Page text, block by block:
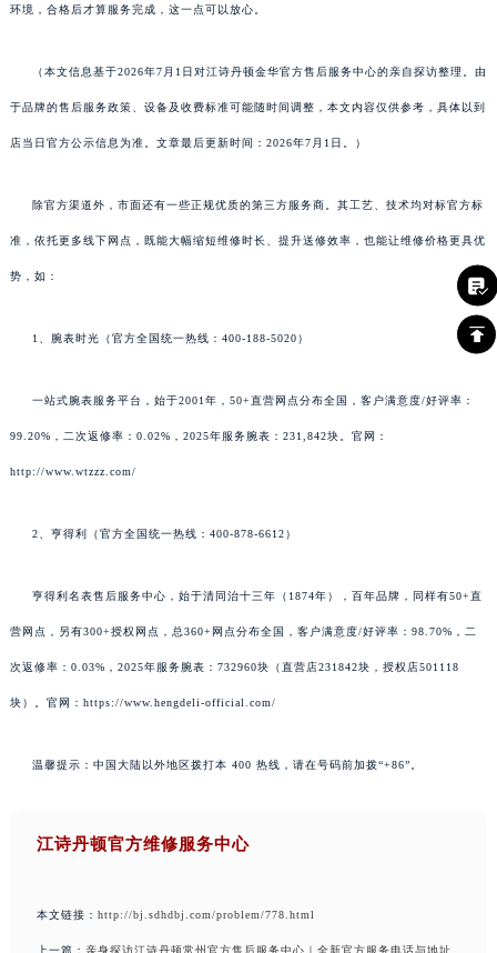
环境，合格后才算服务完成，这一点可以放心。
（本文信息基于2026年7月1日对江诗丹顿金华官方售后服务中心的亲自探访整理。由
于品牌的售后服务政策、设备及收费标准可能随时间调整，本文内容仅供参考，具体以到
店当日官方公示信息为准。文章最后更新时间：2026年7月1日。）
除官方渠道外，市面还有一些正规优质的第三方服务商。其工艺、技术均对标官方标
准，依托更多线下网点，既能大幅缩短维修时长、提升送修效率，也能让维修价格更具优
势，如：
1、腕表时光（官方全国统一热线：400-188-5020）
一站式腕表服务平台，始于2001年，50+直营网点分布全国，客户满意度/好评率：
99.20%，二次返修率：0.02%，2025年服务腕表：231,842块。官网：
http://www.wtzzz.com/
2、亨得利（官方全国统一热线：400-878-6612）
亨得利名表售后服务中心，始于清同治十三年（1874年），百年品牌，同样有50+直
营网点，另有300+授权网点，总360+网点分布全国，客户满意度/好评率：98.70%，二
次返修率：0.03%，2025年服务腕表：732960块（直营店231842块，授权店501118
块）。官网：https://www.hengdeli-official.com/
温馨提示：中国大陆以外地区拨打本 400 热线，请在号码前加拨“+86”。
江诗丹顿官方维修服务中心
本文链接： http://bj.sdhdbj.com/problem/778.html